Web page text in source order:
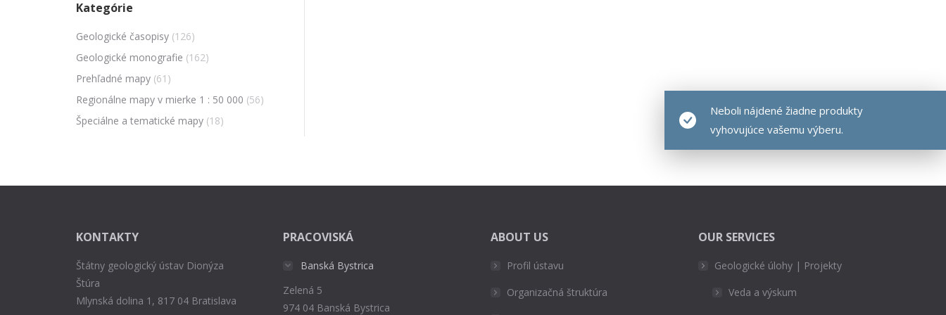
Neboli nájdené žiadne produkty
vyhovujúce vašemu výberu.
Kategórie
Geologické časopisy (126)
Geologické monografie (162)
Prehľadné mapy (61)
Regionálne mapy v mierke 1 : 50 000 (56)
Špeciálne a tematické mapy (18)
KONTAKTY
Štátny geologický ústav Dionýza
Štúra
Mlynská dolina 1, 817 04 Bratislava
PRACOVISKÁ
Banská Bystrica
Zelená 5
974 04 Banská Bystrica
ABOUT US
Profil ústavu
Organizačná štruktúra
OUR SERVICES
Geologické úlohy | Projekty
Veda a výskum